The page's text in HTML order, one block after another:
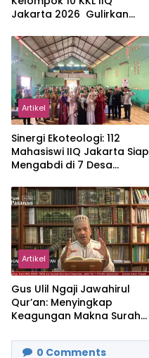
Jakarta 2026 Gulirkan
Sukamanah
Artikel
‎Sinergi Ekoteologi: 112
Mahasiswi IIQ Jakarta Siap
Mengabdi di 7 Desa
Artikel
Gus Ulil Ngaji Jawahirul
Qur’an: Menyingkap
Keagungan Makna Surah
0 Comments